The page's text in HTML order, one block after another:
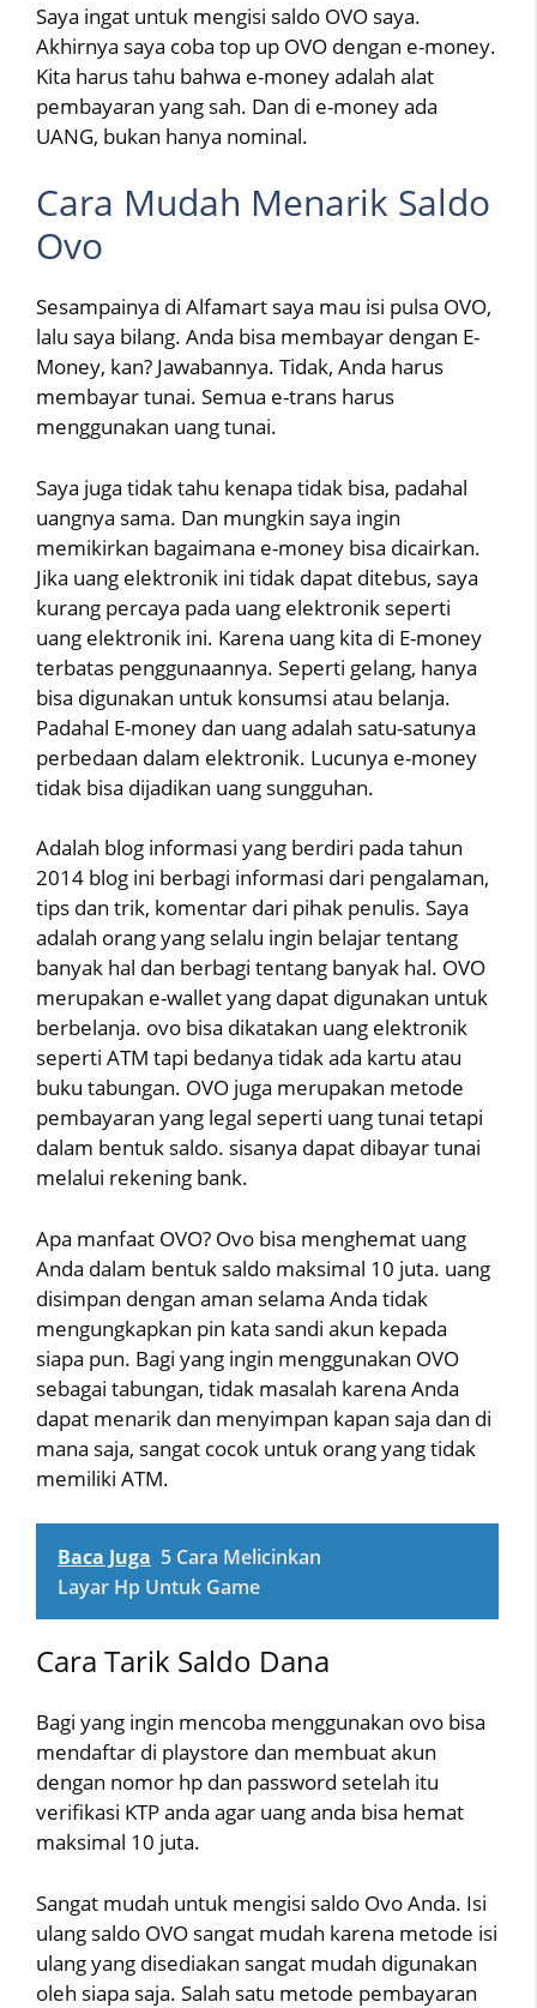
Saya ingat untuk mengisi saldo OVO saya.
Akhirnya saya coba top up OVO dengan e-money.
Kita harus tahu bahwa e-money adalah alat
pembayaran yang sah. Dan di e-money ada
UANG, bukan hanya nominal.
Cara Mudah Menarik Saldo
Ovo
Sesampainya di Alfamart saya mau isi pulsa OVO,
lalu saya bilang. Anda bisa membayar dengan E-
Money, kan? Jawabannya. Tidak, Anda harus
membayar tunai. Semua e-trans harus
menggunakan uang tunai.
Saya juga tidak tahu kenapa tidak bisa, padahal
uangnya sama. Dan mungkin saya ingin
memikirkan bagaimana e-money bisa dicairkan.
Jika uang elektronik ini tidak dapat ditebus, saya
kurang percaya pada uang elektronik seperti
uang elektronik ini. Karena uang kita di E-money
terbatas penggunaannya. Seperti gelang, hanya
bisa digunakan untuk konsumsi atau belanja.
Padahal E-money dan uang adalah satu-satunya
perbedaan dalam elektronik. Lucunya e-money
tidak bisa dijadikan uang sungguhan.
Adalah blog informasi yang berdiri pada tahun
2014 blog ini berbagi informasi dari pengalaman,
tips dan trik, komentar dari pihak penulis. Saya
adalah orang yang selalu ingin belajar tentang
banyak hal dan berbagi tentang banyak hal. OVO
merupakan e-wallet yang dapat digunakan untuk
berbelanja. ovo bisa dikatakan uang elektronik
seperti ATM tapi bedanya tidak ada kartu atau
buku tabungan. OVO juga merupakan metode
pembayaran yang legal seperti uang tunai tetapi
dalam bentuk saldo. sisanya dapat dibayar tunai
melalui rekening bank.
Apa manfaat OVO? Ovo bisa menghemat uang
Anda dalam bentuk saldo maksimal 10 juta. uang
disimpan dengan aman selama Anda tidak
mengungkapkan pin kata sandi akun kepada
siapa pun. Bagi yang ingin menggunakan OVO
sebagai tabungan, tidak masalah karena Anda
dapat menarik dan menyimpan kapan saja dan di
mana saja, sangat cocok untuk orang yang tidak
memiliki ATM.
Baca Juga 5 Cara Melicinkan
Layar Hp Untuk Game
Cara Tarik Saldo Dana
Bagi yang ingin mencoba menggunakan ovo bisa
mendaftar di playstore dan membuat akun
dengan nomor hp dan password setelah itu
verifikasi KTP anda agar uang anda bisa hemat
maksimal 10 juta.
Sangat mudah untuk mengisi saldo Ovo Anda. Isi
ulang saldo OVO sangat mudah karena metode isi
ulang yang disediakan sangat mudah digunakan
oleh siapa saja. Salah satu metode pembayaran